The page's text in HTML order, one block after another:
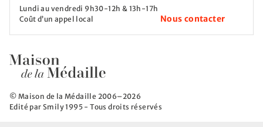
© Maison de la Médaille 2006–2026
Edité par Smily 1995 - Tous droits réservés
Lundi au vendredi 9h30-12h & 13h-17h
Coût d’un appel local
Nous contacter